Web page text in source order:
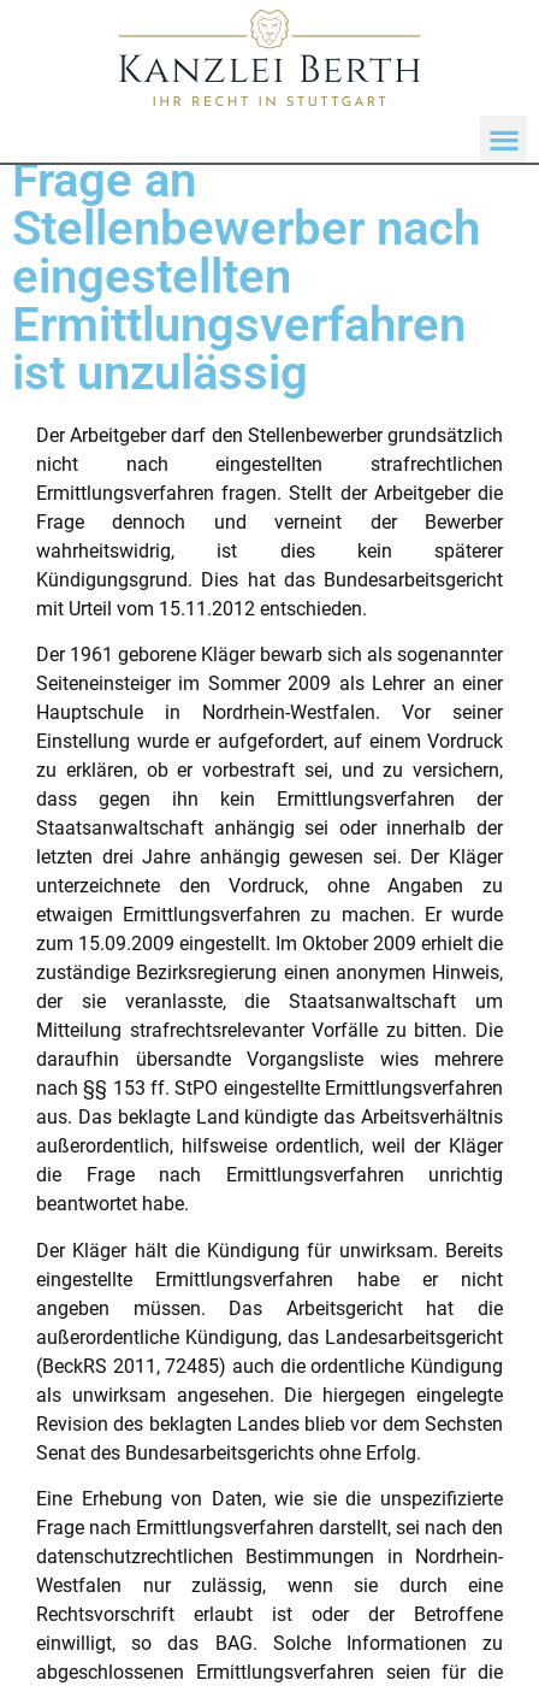
Frage an
Stellenbewerber nach
eingestellten
Ermittlungsverfahren
ist unzulässig
Der Arbeitgeber darf den Stellenbewerber grundsätzlich
nicht nach eingestellten strafrechtlichen
Ermittlungsverfahren fragen. Stellt der Arbeitgeber die
Frage dennoch und verneint der Bewerber
wahrheitswidrig, ist dies kein späterer
Kündigungsgrund. Dies hat das Bundesarbeitsgericht
mit Urteil vom 15.11.2012 entschieden.
Der 1961 geborene Kläger bewarb sich als sogenannter
Seiteneinsteiger im Sommer 2009 als Lehrer an einer
Hauptschule in Nordrhein-Westfalen. Vor seiner
Einstellung wurde er aufgefordert, auf einem Vordruck
zu erklären, ob er vorbestraft sei, und zu versichern,
dass gegen ihn kein Ermittlungsverfahren der
Staatsanwaltschaft anhängig sei oder innerhalb der
letzten drei Jahre anhängig gewesen sei. Der Kläger
unterzeichnete den Vordruck, ohne Angaben zu
etwaigen Ermittlungsverfahren zu machen. Er wurde
zum 15.09.2009 eingestellt. Im Oktober 2009 erhielt die
zuständige Bezirksregierung einen anonymen Hinweis,
der sie veranlasste, die Staatsanwaltschaft um
Mitteilung strafrechtsrelevanter Vorfälle zu bitten. Die
daraufhin übersandte Vorgangsliste wies mehrere
nach §§ 153 ff. StPO eingestellte Ermittlungsverfahren
aus. Das beklagte Land kündigte das Arbeitsverhältnis
außerordentlich, hilfsweise ordentlich, weil der Kläger
die Frage nach Ermittlungsverfahren unrichtig
beantwortet habe.
Der Kläger hält die Kündigung für unwirksam. Bereits
eingestellte Ermittlungsverfahren habe er nicht
angeben müssen. Das Arbeitsgericht hat die
außerordentliche Kündigung, das Landesarbeitsgericht
(BeckRS 2011, 72485) auch die ordentliche Kündigung
als unwirksam angesehen. Die hiergegen eingelegte
Revision des beklagten Landes blieb vor dem Sechsten
Senat des Bundesarbeitsgerichts ohne Erfolg.
Eine Erhebung von Daten, wie sie die unspezifizierte
Frage nach Ermittlungsverfahren darstellt, sei nach den
datenschutzrechtlichen Bestimmungen in Nordrhein-
Westfalen nur zulässig, wenn sie durch eine
Rechtsvorschrift erlaubt ist oder der Betroffene
einwilligt, so das BAG. Solche Informationen zu
abgeschlossenen Ermittlungsverfahren seien für die